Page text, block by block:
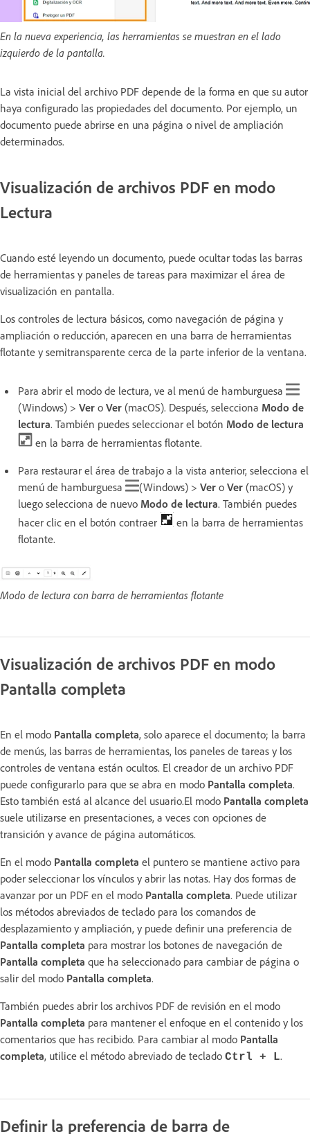
En la nueva experiencia, las herramientas se muestran en el lado
izquierdo de la pantalla.
La vista inicial del archivo PDF depende de la forma en que su autor
haya configurado las propiedades del documento. Por ejemplo, un
documento puede abrirse en una página o nivel de ampliación
determinados.
Visualización de archivos PDF en modo
Lectura
Cuando esté leyendo un documento, puede ocultar todas las barras
de herramientas y paneles de tareas para maximizar el área de
visualización en pantalla.
Los controles de lectura básicos, como navegación de página y
ampliación o reducción, aparecen en una barra de herramientas
flotante y semitransparente cerca de la parte inferior de la ventana.
Para abrir el modo de lectura, ve al menú de hamburguesa
(Windows) > Ver o Ver (macOS). Después, selecciona Modo de
lectura. También puedes seleccionar el botón Modo de lectura
en la barra de herramientas flotante.
Para restaurar el área de trabajo a la vista anterior, selecciona el
menú de hamburguesa
(Windows) > Ver o Ver (macOS) y
luego selecciona de nuevo Modo de lectura. También puedes
hacer clic en el botón contraer
en la barra de herramientas
flotante.
Modo de lectura con barra de herramientas flotante
Visualización de archivos PDF en modo
Pantalla completa
En el modo Pantalla completa, solo aparece el documento; la barra
de menús, las barras de herramientas, los paneles de tareas y los
controles de ventana están ocultos. El creador de un archivo PDF
puede configurarlo para que se abra en modo Pantalla completa.
Esto también está al alcance del usuario.El modo Pantalla completa
suele utilizarse en presentaciones, a veces con opciones de
transición y avance de página automáticos.
En el modo Pantalla completa el puntero se mantiene activo para
poder seleccionar los vínculos y abrir las notas. Hay dos formas de
avanzar por un PDF en el modo Pantalla completa. Puede utilizar
los métodos abreviados de teclado para los comandos de
desplazamiento y ampliación, y puede definir una preferencia de
Pantalla completa para mostrar los botones de navegación de
Pantalla completa que ha seleccionado para cambiar de página o
salir del modo Pantalla completa.
También puedes abrir los archivos PDF de revisión en el modo
Pantalla completa para mantener el enfoque en el contenido y los
comentarios que has recibido. Para cambiar al modo Pantalla
completa, utilice el método abreviado de teclado Ctrl + L.
Definir la preferencia de barra de